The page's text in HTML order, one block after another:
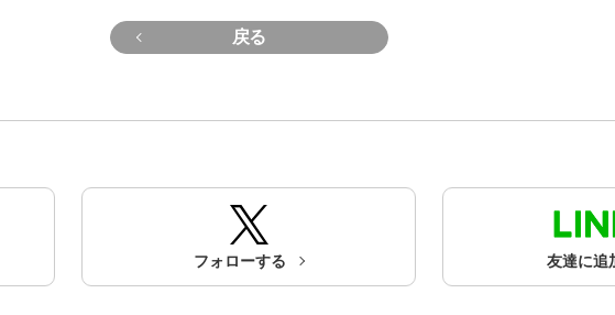
戻る
フォローする 友達に追